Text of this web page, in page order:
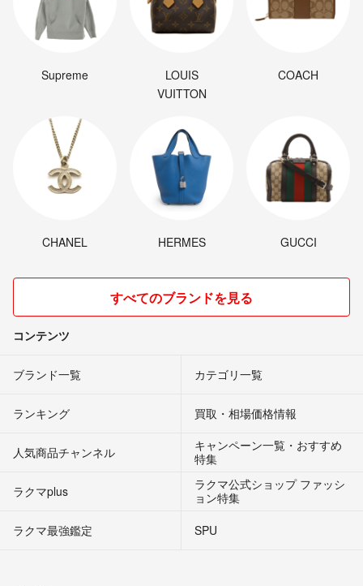
Supreme
LOUIS
VUITTON
COACH
CHANEL HERMES GUCCI
すべてのブランドを見る
コンテンツ
ブランド一覧 カテゴリ一覧
ランキング 買取・相場価格情報
人気商品チャンネル
キャンペーン一覧・おすすめ
特集
ラクマplus
ラクマ公式ショップ ファッシ
ョン特集
ラクマ最強鑑定
SPU